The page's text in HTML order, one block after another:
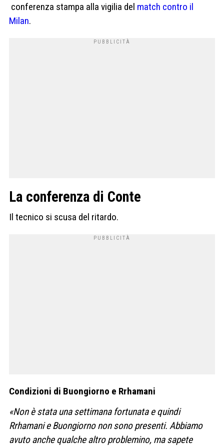
conferenza stampa alla vigilia del match contro il
Milan.
La conferenza di Conte
Il tecnico si scusa del ritardo.
Condizioni di Buongiorno e Rrhamani
«Non è stata una settimana fortunata e quindi
Rrhamani e Buongiorno non sono presenti. Abbiamo
avuto anche qualche altro problemino, ma sapete